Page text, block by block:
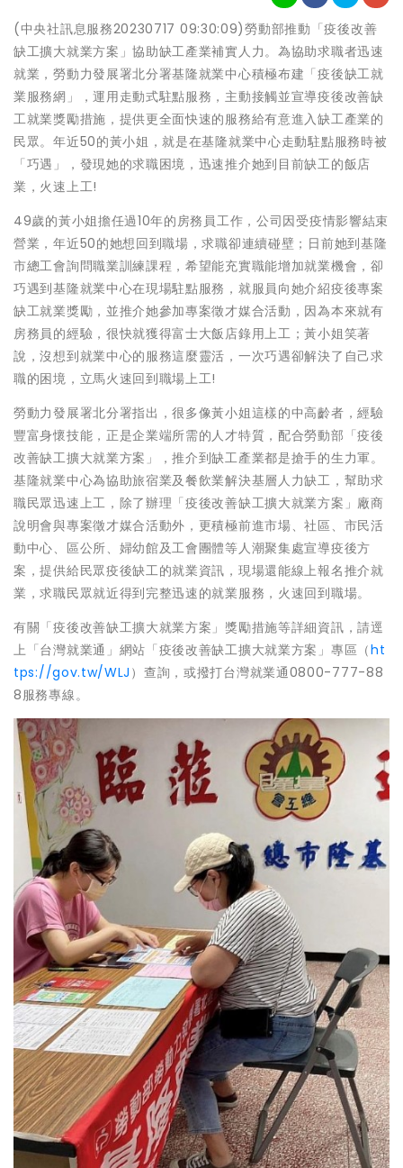
(中央社訊息服務20230717 09:30:09)勞動部推動「疫後改善
缺工擴大就業方案」協助缺工產業補實人力。為協助求職者迅速
就業，勞動力發展署北分署基隆就業中心積極布建「疫後缺工就
業服務網」，運用走動式駐點服務，主動接觸並宣導疫後改善缺
工就業獎勵措施，提供更全面快速的服務給有意進入缺工產業的
民眾。年近50的黃小姐，就是在基隆就業中心走動駐點服務時被
「巧遇」，發現她的求職困境，迅速推介她到目前缺工的飯店
業，火速上工!
49歲的黃小姐擔任過10年的房務員工作，公司因受疫情影響結束
營業，年近50的她想回到職場，求職卻連續碰壁；日前她到基隆
市總工會詢問職業訓練課程，希望能充實職能增加就業機會，卻
巧遇到基隆就業中心在現場駐點服務，就服員向她介紹疫後專案
缺工就業獎勵，並推介她參加專案徵才媒合活動，因為本來就有
房務員的經驗，很快就獲得富士大飯店錄用上工；黃小姐笑著
說，沒想到就業中心的服務這麼靈活，一次巧遇卻解決了自己求
職的困境，立馬火速回到職場上工!
勞動力發展署北分署指出，很多像黃小姐這樣的中高齡者，經驗
豐富身懷技能，正是企業端所需的人才特質，配合勞動部「疫後
改善缺工擴大就業方案」，推介到缺工產業都是搶手的生力軍。
基隆就業中心為協助旅宿業及餐飲業解決基層人力缺工，幫助求
職民眾迅速上工，除了辦理「疫後改善缺工擴大就業方案」廠商
說明會與專案徵才媒合活動外，更積極前進市場、社區、市民活
動中心、區公所、婦幼館及工會團體等人潮聚集處宣導疫後方
案，提供給民眾疫後缺工的就業資訊，現場還能線上報名推介就
業，求職民眾就近得到完整迅速的就業服務，火速回到職場。
有關「疫後改善缺工擴大就業方案」獎勵措施等詳細資訊，請逕
上「台灣就業通」網站「疫後改善缺工擴大就業方案」專區（ht
tps://gov.tw/WLJ ）查詢，或撥打台灣就業通0800-777-88
8服務專線。